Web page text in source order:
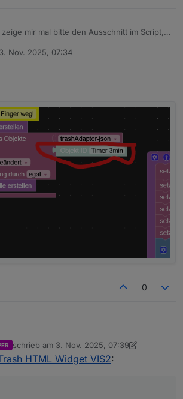
zeige mir mal bitte den Ausschnitt im Script,
auch bei meinen Icons auf?
3. Nov. 2025, 07:34
von
0
ichschrieb am 3. Nov. 2025, 07:39
zuletzt editiert von skvarel11. März 2025,
HTML Widget VIS2: